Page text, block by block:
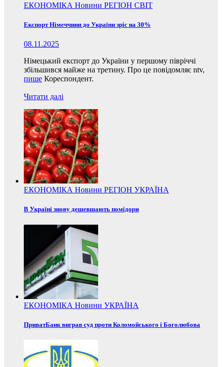
ЕКОНОМІКА Новини РЕГІОН СВІТ
Експорт Німеччини до України зріс на 30%
08.11.2025
Німецький експорт до України у першому півріччі
збільшився майже на третину. Про це повідомляє ntv,
пише Кореспондент.
Читати далі
ЕКОНОМІКА Новини РЕГІОН УКРАЇНА
В Україні знову дешевшають помідори
ЕКОНОМІКА Новини УКРАЇНА
ПриватБанк виграв суд проти Коломойського і Боголюбова